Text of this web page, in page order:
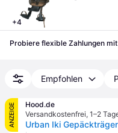
+4
Probiere flexible Zahlungen mit
Empfohlen
ANZEIGE
Hood.de
Versandkostenfrei, 1–2